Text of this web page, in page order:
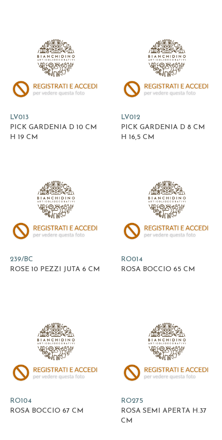
LV013
PICK GARDENIA D 10 CM
H 19 CM
LV012
PICK GARDENIA D 8 CM
H 16,5 CM
239/BC
ROSE 10 PEZZI JUTA 6 CM
RO014
ROSA BOCCIO 65 CM
RO104
ROSA BOCCIO 67 CM
RO275
ROSA SEMI APERTA H.37
CM